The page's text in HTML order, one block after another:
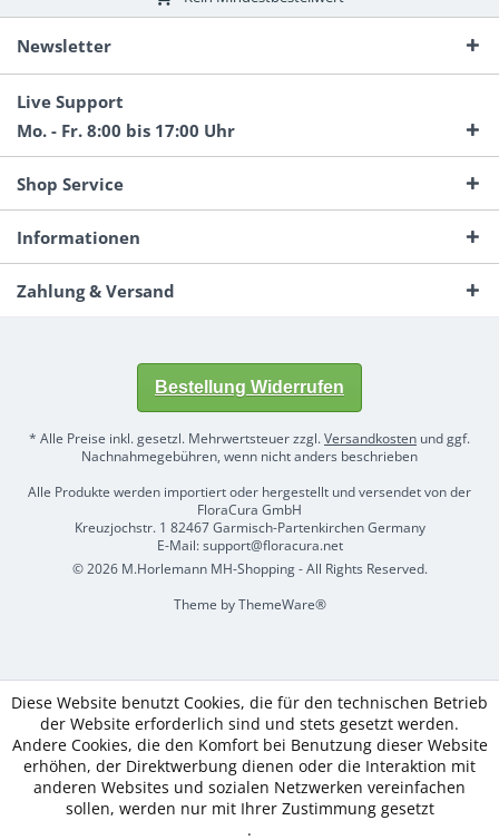
Newsletter
Live Support
Mo. - Fr. 8:00 bis 17:00 Uhr
Shop Service
Informationen
Zahlung & Versand
Bestellung Widerrufen
* Alle Preise inkl. gesetzl. Mehrwertsteuer zzgl.Versandkosten und ggf.
Nachnahmegebühren, wenn nicht anders beschrieben
Alle Produkte werden importiert oder hergestellt und versendet von der
FloraCura GmbH
Kreuzjochstr. 1 82467 Garmisch-Partenkirchen Germany
E-Mail: support@floracura.net
© 2026 M.Horlemann MH-Shopping - All Rights Reserved.
Theme byThemeWare®
Diese Website benutzt Cookies, die für den technischen Betrieb
der Website erforderlich sind und stets gesetzt werden.
Andere Cookies, die den Komfort bei Benutzung dieser Website
erhöhen, der Direktwerbung dienen oder die Interaktion mit
anderen Websites und sozialen Netzwerken vereinfachen
sollen, werden nur mit Ihrer Zustimmung gesetzt
.